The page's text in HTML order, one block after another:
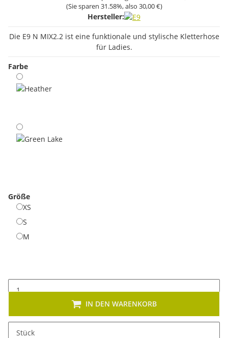
(Sie sparen 31.58%, also 30,00 €)
Hersteller:
Die E9 N MIX2.2 ist eine funktionale und stylische Kletterhose
für Ladies.
Farbe
Heather
Größe
XS
S
M
Stück
IN DEN WARENKORB
Dieses Produkt hat Variationen. Wählen Sie bitte die